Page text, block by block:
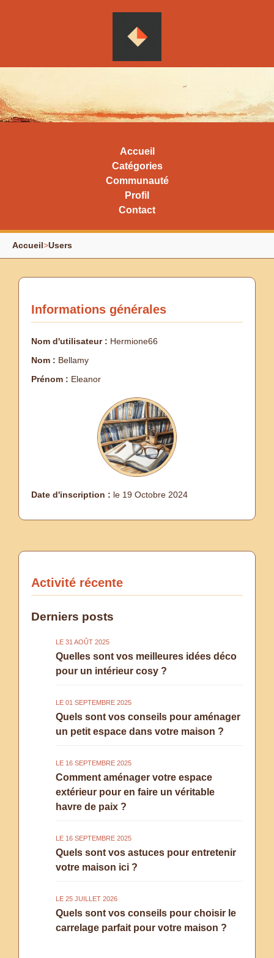
Accueil
Catégories
Communauté
Profil
Contact
Accueil>Users
Informations générales
Nom d'utilisateur : Hermione66
Nom : Bellamy
Prénom : Eleanor
Date d'inscription : le 19 Octobre 2024
Activité récente
Derniers posts
LE 31 AOÛT 2025
Quelles sont vos meilleures idées déco
pour un intérieur cosy ?
LE 01 SEPTEMBRE 2025
Quels sont vos conseils pour aménager
un petit espace dans votre maison ?
LE 16 SEPTEMBRE 2025
Comment aménager votre espace
extérieur pour en faire un véritable
havre de paix ?
LE 16 SEPTEMBRE 2025
Quels sont vos astuces pour entretenir
votre maison ici ?
LE 25 JUILLET 2026
Quels sont vos conseils pour choisir le
carrelage parfait pour votre maison ?